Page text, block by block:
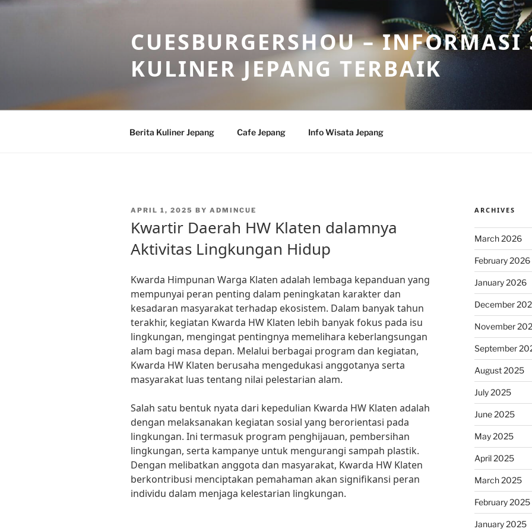
Skip
CUESBURGERSHOU – INFORMASI
KULINER JEPANG TERBAIK
Berita Kuliner Jepang Cafe Jepang Info Wisata Jepang
POSTED
APRIL 1, 2025 BY ADMINCUE
Kwartir Daerah HW Klaten dalamnya
Aktivitas Lingkungan Hidup
Kwarda Himpunan Warga Klaten adalah lembaga kepanduan yang
mempunyai peran penting dalam peningkatan karakter dan
kesadaran masyarakat terhadap ekosistem. Dalam banyak tahun
terakhir, kegiatan Kwarda HW Klaten lebih banyak fokus pada isu
lingkungan, mengingat pentingnya memelihara keberlangsungan
alam bagi masa depan. Melalui berbagai program dan kegiatan,
Kwarda HW Klaten berusaha mengedukasi anggotanya serta
masyarakat luas tentang nilai pelestarian alam.
Salah satu bentuk nyata dari kepedulian Kwarda HW Klaten adalah
dengan melaksanakan kegiatan sosial yang berorientasi pada
lingkungan. Ini termasuk program penghijauan, pembersihan
lingkungan, serta kampanye untuk mengurangi sampah plastik.
Dengan melibatkan anggota dan masyarakat, Kwarda HW Klaten
berkontribusi menciptakan pemahaman akan signifikansi peran
individu dalam menjaga kelestarian lingkungan.
ARCHIVES
March 2026
February 2026
January 2026
December
November
September
August 2025
July 2025
June 2025
May 2025
April 2025
March 2025
February 2025
January 2025